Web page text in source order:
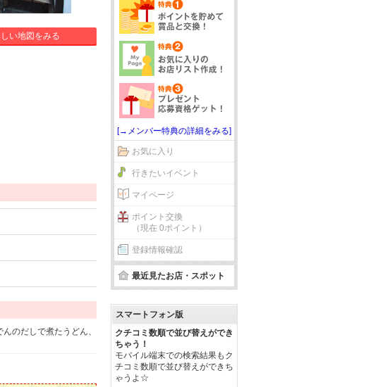
い地図をみる
のだしで煮たうどん、
[→メンバー特典の詳細をみる]
お気に入り
行きたいイベント
マイページ
ポイント交換
（現在 0ポイント）
登録情報確認
最近見たお店・スポット
スマートフォン版
クチコミ数順で並び替えができ
ちゃう！
モバイル端末での検索結果もク
チコミ数順で並び替えができち
ゃうよ☆